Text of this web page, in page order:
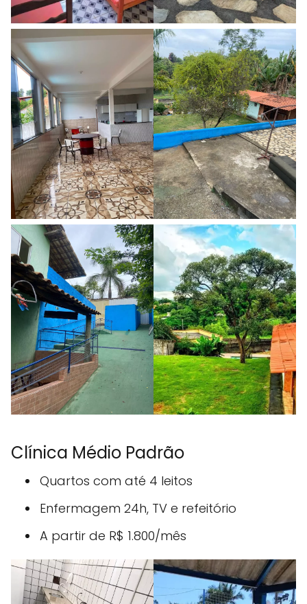
Clínica Médio Padrão
Quartos com até 4 leitos
Enfermagem 24h, TV e refeitório
A partir de R$ 1.800/mês